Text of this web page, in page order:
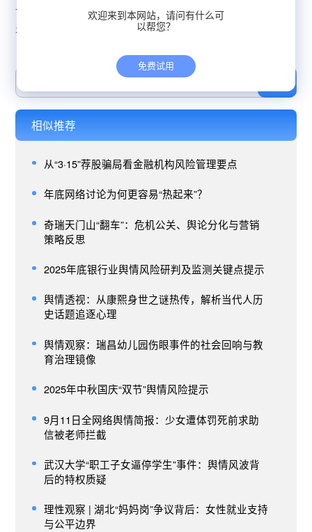
下一篇：3月28日全网络舆情简报：自刷差评淄博烧烤店谈爆
火1年现状
相似推荐
从“3·15”荐股骗局看金融机构风险管理要点
年底网络讨论为何更容易“热起来”？
奇瑞天门山“翻车”：危机公关、舆论分化与营销
策略反思
2025年底银行业舆情风险研判及监测关键点提示
舆情透视：从康熙身世之谜热传，解析当代人历
史话题追逐心理
舆情观察：瑞昌幼儿园伤眼事件的社会回响与教
育治理镜像
2025年中秋国庆“双节”舆情风险提示
9月11日全网络舆情简报：少女遭体罚死前求助
信被老师拦截
武汉大学“职工子女逼停学生”事件：舆情风波背
后的特权质疑
理性观察 | 湖北“妈妈岗”争议背后：女性就业支持
与公平边界
欢迎来到本网站，请问有什么可
以帮您？
免费试用